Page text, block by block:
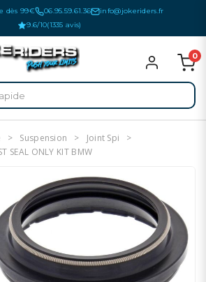
dès 99€ 06.95.59.61.36
info@jokeriders.fr
9.6/10(1335 avis)
0
Suspension
Joint Spi
SEAL ONLY KIT BMW